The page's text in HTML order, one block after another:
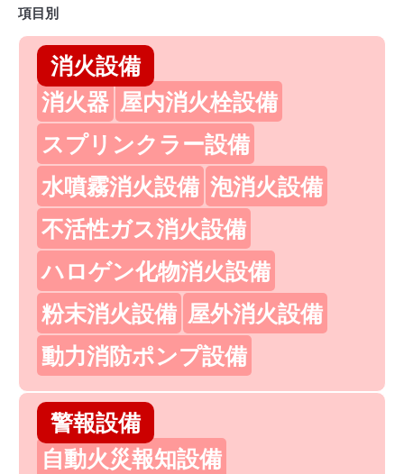
項目別
消火設備
消火器 屋内消火栓設備
スプリンクラー設備
水噴霧消火設備 泡消火設備
不活性ガス消火設備
ハロゲン化物消火設備
粉末消火設備 屋外消火設備
動力消防ポンプ設備
警報設備
自動火災報知設備